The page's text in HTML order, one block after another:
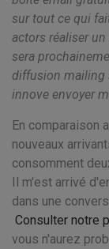
sur tout ce qui
actors réaliser
sera
diffusion mailing
innove envoyer
En comparaison
nouveaux
consomment
Il m'est arrivé
dans une
Consulter notre
vous n'aurez